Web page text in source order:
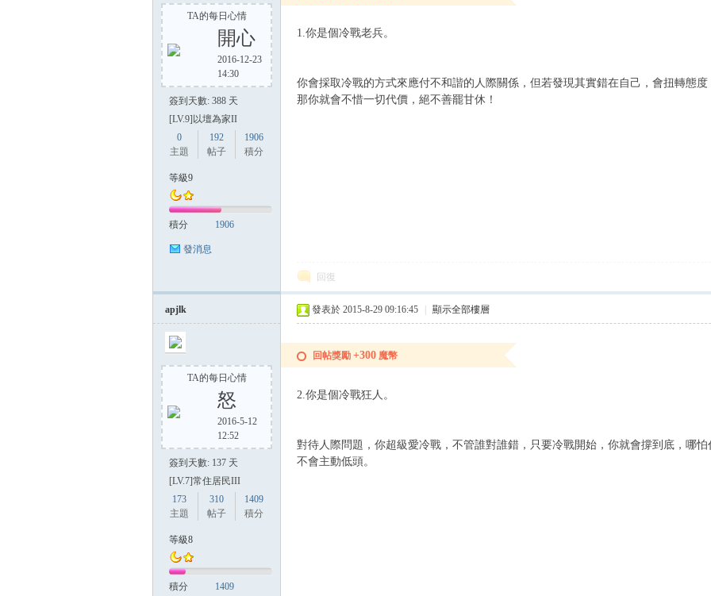
TA的每日心情
開心
2016-12-23
14:30
簽到天數: 388 天
[LV.9]以壇為家II
0
主題
192
帖子
1906
積分
等級9
積分 1906
發消息
1.你是個冷戰老兵。
你會採取冷戰的方式來應付不和諧的人際關係，但若發現其實錯在自己，會扭轉態
那你就會不惜一切代價，絕不善罷甘休！
回復
apjlk
TA的每日心情
怒
2016-5-12
12:52
簽到天數: 137 天
[LV.7]常住居民III
173
主題
310
帖子
1409
積分
等級8
積分 1409
發表於 2015-8-29 09:16:45 顯示全部樓層
回帖獎勵 +300 魔幣
2.你是個冷戰狂人。
對待人際問題，你超級愛冷戰，不管誰對誰錯，只要冷戰開始，你就會撐到底，哪
不會主動低頭。